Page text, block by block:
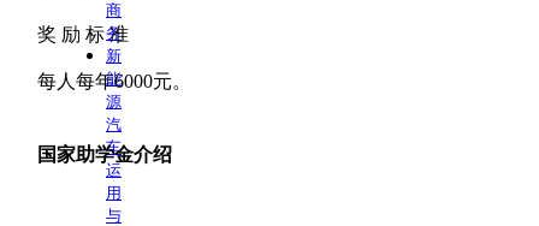
商
务
新
能
源
汽
车
运
用
与
奖 励 标 准
每人每年6000元。
国家助学金介绍